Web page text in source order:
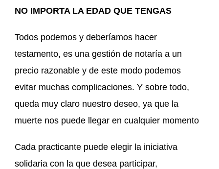
NO IMPORTA LA EDAD QUE TENGAS
Todos podemos y deberíamos hacer
testamento, es una gestión de notaría a un
precio razonable y de este modo podemos
evitar muchas complicaciones. Y sobre todo,
queda muy claro nuestro deseo, ya que la
muerte nos puede llegar en cualquier momento
Cada practicante puede elegir la iniciativa
solidaria con la que desea participar,